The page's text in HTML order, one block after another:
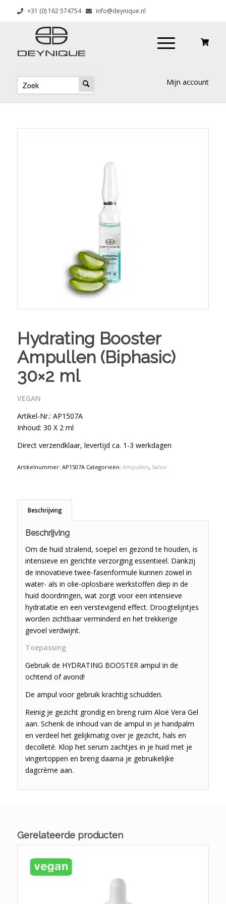
+31 (0) 162 574754 info@deynique.nl
Mijn account
Hydrating Booster
Ampullen (Biphasic)
30×2 ml
VEGAN
Artikel-Nr.: AP1507A
Inhoud: 30 X 2 ml
Direct verzendklaar, levertijd ca. 1-3 werkdagen
Artikelnummer: AP1507A Categorieën: Ampullen, Salon
Beschrijving
Beschrijving
Om de huid stralend, soepel en gezond te houden, is
intensieve en gerichte verzorging essentieel. Dankzij
de innovatieve twee-fasenformule kunnen zowel in
water- als in olie-oplosbare werkstoffen diep in de
huid doordringen, wat zorgt voor een intensieve
hydratatie en een verstevigend effect. Droogtelijntjes
worden zichtbaar verminderd en het trekkerige
gevoel verdwijnt.
Toepassing
Gebruik de HYDRATING BOOSTER ampul in de
ochtend of avond!
De ampul voor gebruik krachtig schudden.
Reinig je gezicht grondig en breng ruim Aloë Vera Gel
aan. Schenk de inhoud van de ampul in je handpalm
en verdeel het gelijkmatig over je gezicht, hals en
decolleté. Klop het serum zachtjes in je huid met je
vingertoppen en breng daarna je gebruikelijke
dagcrème aan.
Gerelateerde producten